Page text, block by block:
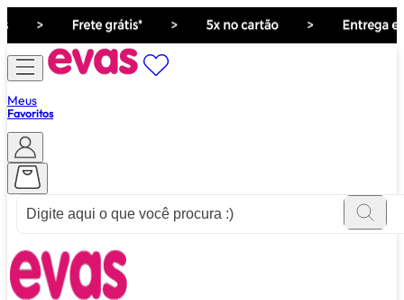
Meus
Favoritos